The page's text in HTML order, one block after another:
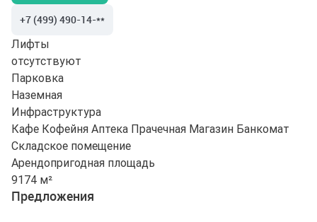
+7 (499) 490-14-**
Лифты
отсутствуют
Парковка
Наземная
Инфраструктура
Кафе Кофейня Аптека Прачечная Магазин Банкомат
Складское помещение
Арендопригодная площадь
9174 м²
Предложения